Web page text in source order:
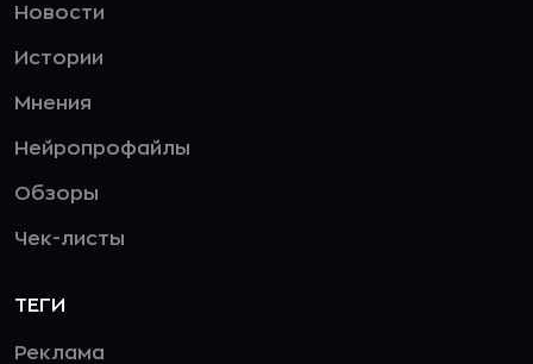
Новости
Истории
Мнения
Нейропрофайлы
Обзоры
Чек-листы
ТЕГИ
Реклама